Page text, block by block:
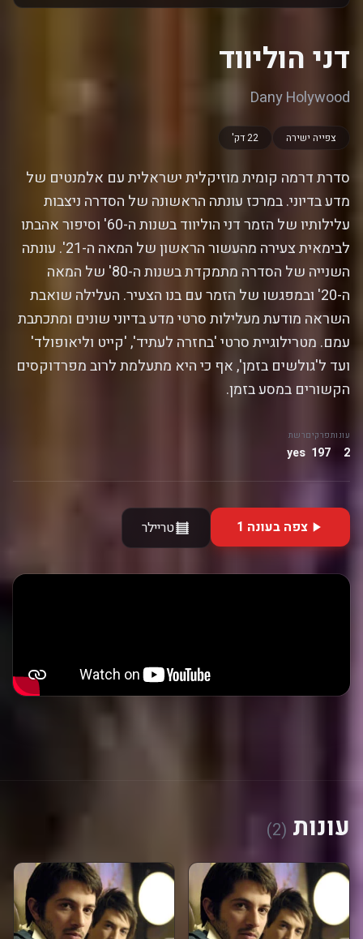
דני הוליווד
Dany Holywood
צפייה ישירה 22 דק'
סדרת דרמה קומית מוזיקלית ישראלית עם אלמנטים של
מדע בדיוני. במרכז עונתה הראשונה של הסדרה ניצבות
עלילותיו של הזמר דני הוליווד בשנות ה-60' וסיפור אהבתו
לבימאית צעירה מהעשור הראשון של המאה ה-21'. עונתה
השנייה של הסדרה מתמקדת בשנות ה-80' של המאה
ה-20' ובמפגשו של הזמר עם בנו הצעיר. העלילה שואבת
השראה מודעת מעלילות סרטי מדע בדיוני שונים ומתכתבת
עמם. מטרילוגיית סרטי 'בחזרה לעתיד', 'קייט וליאופולד'
ועד ל'גולשים בזמן', אף כי היא מתעלמת לרוב מפרדוקסים
הקשורים במסע בזמן.
עונות
2
פרקים
197
רשת
yes
צפה בעונה 1 טריילר
עונות (2)